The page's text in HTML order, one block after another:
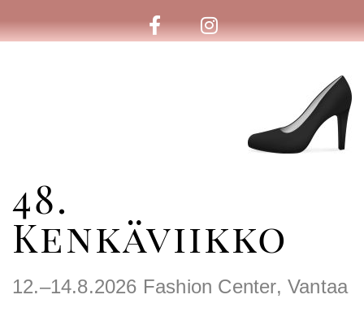
48.
Kenkäviikko
12.–14.8.2026 Fashion Center, Vantaa